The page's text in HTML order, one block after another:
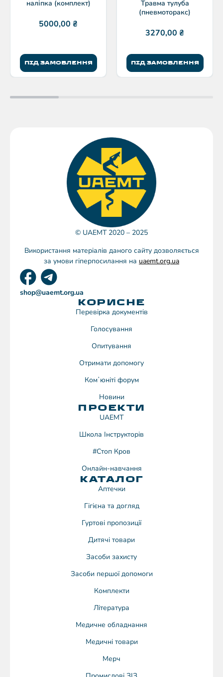
наліпка (комплект)
5000,00 ₴
ПІД ЗАМОВЛЕННЯ
Травма тулуба
(пневмоторакс)
3270,00 ₴
ПІД ЗАМОВЛЕННЯ
© UAEMT 2020 – 2025
Використання матеріалів даного сайту дозволяється
за умови гіперпосилання на uaemt.org.ua
shop@uaemt.org.ua
КОРИСНЕ
Перевірка документів
Голосування
Опитування
Отримати допомогу
Комʼюніті форум
Новини
ПРОЕКТИ
UAEMT
Школа Інструкторів
#Стоп Кров
Онлайн-навчання
КАТАЛОГ
Аптечки
Гігієна та догляд
Гуртові пропозиції
Дитячі товари
Засоби захисту
Засоби першої допомоги
Комплекти
Література
Медичне обладнання
Медичні товари
Мерч